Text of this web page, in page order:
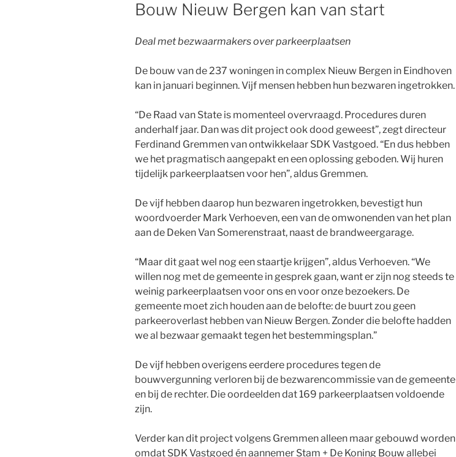
Bouw Nieuw Bergen kan van start
Deal met bezwaarmakers over parkeerplaatsen
De bouw van de 237 woningen in complex Nieuw Bergen in Eindhoven
kan in januari beginnen. Vijf mensen hebben hun bezwaren ingetrokken.
“De Raad van State is momenteel overvraagd. Procedures duren
anderhalf jaar. Dan was dit project ook dood geweest”, zegt directeur
Ferdinand Gremmen van ontwikkelaar SDK Vastgoed. “En dus hebben
we het pragmatisch aangepakt en een oplossing geboden. Wij huren
tijdelijk parkeerplaatsen voor hen”, aldus Gremmen.
De vijf hebben daarop hun bezwaren ingetrokken, bevestigt hun
woordvoerder Mark Verhoeven, een van de omwonenden van het plan
aan de Deken Van Somerenstraat, naast de brandweergarage.
“Maar dit gaat wel nog een staartje krijgen”, aldus Verhoeven. “We
willen nog met de gemeente in gesprek gaan, want er zijn nog steeds te
weinig parkeerplaatsen voor ons en voor onze bezoekers. De
gemeente moet zich houden aan de belofte: de buurt zou geen
parkeeroverlast hebben van Nieuw Bergen. Zonder die belofte hadden
we al bezwaar gemaakt tegen het bestemmingsplan.”
De vijf hebben overigens eerdere procedures tegen de
bouwvergunning verloren bij de bezwarencommissie van de gemeente
en bij de rechter. Die oordeelden dat 169 parkeerplaatsen voldoende
zijn.
Verder kan dit project volgens Gremmen alleen maar gebouwd worden
omdat SDK Vastgoed én aannemer Stam + De Koning Bouw allebei